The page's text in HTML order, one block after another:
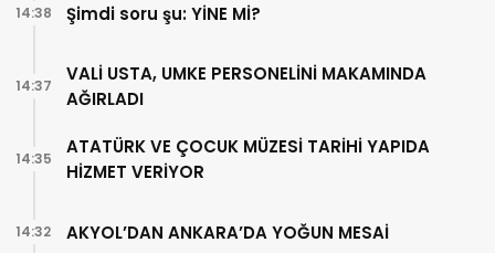
Şimdi soru şu: YİNE Mİ?
14:38
VALİ USTA, UMKE PERSONELİNİ MAKAMINDA
AĞIRLADI
14:37
ATATÜRK VE ÇOCUK MÜZESİ TARİHİ YAPIDA
HİZMET VERİYOR
14:35
AKYOL’DAN ANKARA’DA YOĞUN MESAİ
14:32